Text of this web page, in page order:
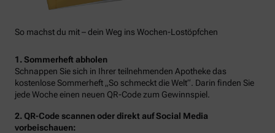
So machst du mit – dein Weg ins Wochen-Lostöpfchen
1. Sommerheft abholen
Schnappen Sie sich in Ihrer teilnehmenden Apotheke das
kostenlose Sommerheft „So schmeckt die Welt“. Darin finden Sie
jede Woche einen neuen QR-Code zum Gewinnspiel.
2. QR-Code scannen oder direkt auf Social Media
vorbeischauen: